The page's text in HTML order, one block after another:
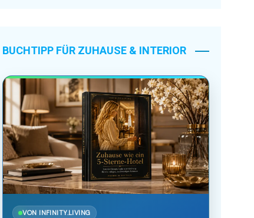
BUCHTIPP FÜR ZUHAUSE & INTERIOR
VON INFINITY.LIVING